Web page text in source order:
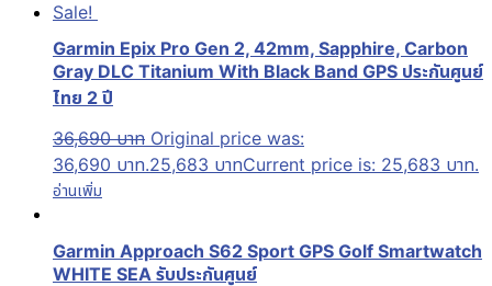
Sale!
Garmin Epix Pro Gen 2, 42mm, Sapphire, Carbon
Gray DLC Titanium With Black Band GPS ประกันศูนย์
ไทย 2 ปี
36,690บาท Original price was:
36,690 บาท.25,683 บาทCurrent price is: 25,683 บาท.
อ่านเพิ่ม
Garmin Approach S62 Sport GPS Golf Smartwatch
WHITE SEA รับประกันศูนย์